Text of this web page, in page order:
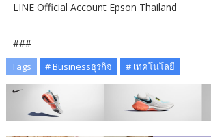
LINE Official Account Epson Thailand
###
Tags # Businessธุรกิจ # เทคโนโลยี